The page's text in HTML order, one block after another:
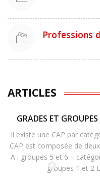
Professions
ARTICLES
GRADES ET
Il existe une CAP par
CAP est composée de
A : groupes 5 et 6 –
groupes 1 et 2